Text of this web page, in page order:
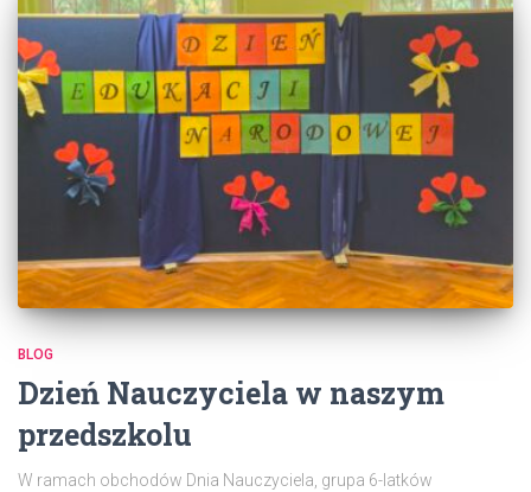
BLOG
Dzień Nauczyciela w naszym
przedszkolu
W ramach obchodów Dnia Nauczyciela, grupa 6-latków